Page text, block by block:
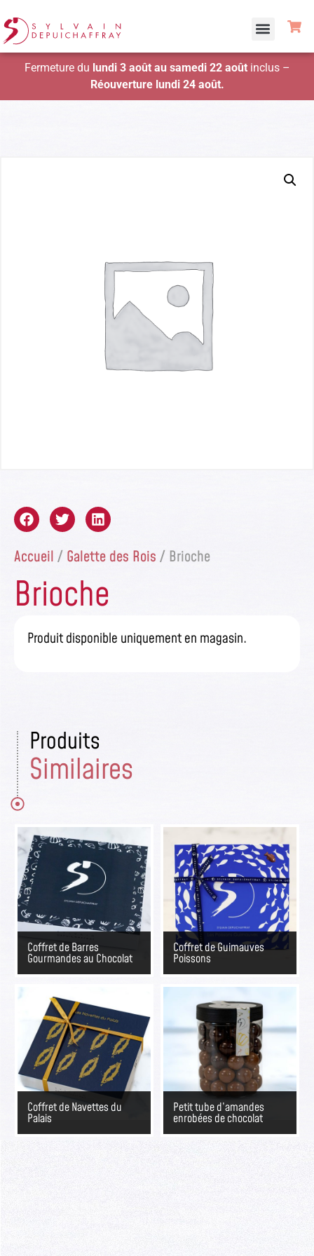
Fermeture du lundi 3 août au samedi 22 aoûtinclus –
Réouverture lundi 24 août.
Accueil / Galette des Rois / Brioche
Brioche
Produit disponible uniquement en magasin.
Produits
Similaires
Coffret de Barres
Gourmandes au Chocolat
Coffret de Guimauves
Poissons
Coffret de Navettes du
Palais
Petit tube d’amandes
enrobées de chocolat